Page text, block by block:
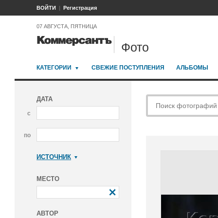
ВОЙТИ Регистрация
07 АВГУСТА, ПЯТНИЦА
Фото
КАТЕГОРИИ СВЕЖИЕ ПОСТУПЛЕНИЯ АЛЬБОМЫ
ДАТА
с
по
ИСТОЧНИК
МЕСТО
АВТОР